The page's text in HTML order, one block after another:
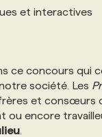
et interactives
ce concours
société. Les
et consœurs
ou encore